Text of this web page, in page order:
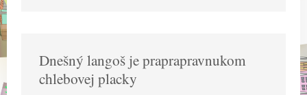
Dnešný langoš je praprapravnukom
chlebovej placky